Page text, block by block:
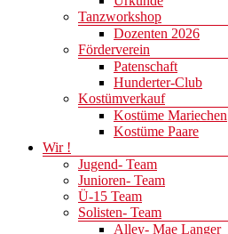
Tanzworkshop
Dozenten 2026
Förderverein
Patenschaft
Hunderter-Club
Kostümverkauf
Kostüme Mariechen
Kostüme Paare
Wir !
Jugend- Team
Junioren- Team
Ü-15 Team
Solisten- Team
Alley- Mae Langer